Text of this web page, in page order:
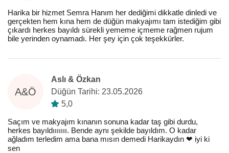
Harika bir hizmet Semra Hanım her dediğimi dikkatle dinledi ve
gerçekten hem kına hem de düğün makyajımı tam istediğim gibi
çıkardı herkes bayıldı sürekli yememe içmeme rağmen rujum
bile yerinden oynamadı. Her şey için çok teşekkürler.
A&Ö
Aslı & Özkan
Düğün Tarihi: 23.05.2026
5,0
Saçım ve makyajım kınanın sonuna kadar taş gibi durdu,
herkes bayıldııııııı. Bende aynı şekilde bayıldım. O kadar
ağladım terledim ama bana mısın demedi Harikaydın ❤️ iyi ki
sen